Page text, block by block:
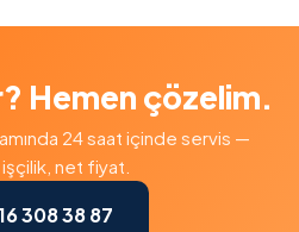
Hemen çözelim.
24 saat içinde servis —
net fiyat.
308 38 87